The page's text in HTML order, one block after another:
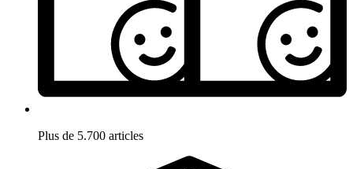
Plus de 5.700 articles